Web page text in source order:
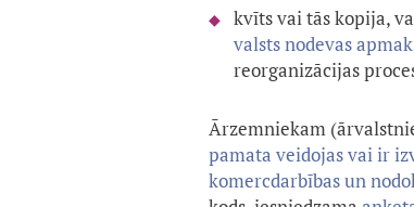
kvīts vai tās kopija,
valsts nodevas
reorganizācijas
Ārzemniekam
pamata veidojas vai ir
komercdarbības un